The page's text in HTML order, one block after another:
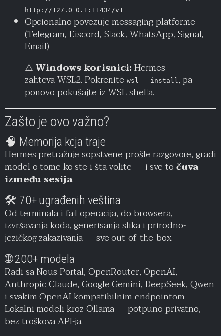
http://127.0.0.1:11434/v1
Opcionalno povezuje messaging platforme
(Telegram, Discord, Slack, WhatsApp, Signal,
Email)
⚠️Windows korisnici:Hermes
zahteva WSL2. Pokrenite wsl --install , pa
ponovo pokušajte iz WSL shella.
Zašto je ovo važno?
🧠 Memorija koja traje
Hermes pretražuje sopstvene prošle razgovore, gradi
model o tome ko ste i šta volite — i sve točuva
između sesija.
🛠️ 70+ ugrađenih veština
Od terminala i fajl operacija, do browsera,
izvršavanja koda, generisanja slika i prirodno-
jezičkog zakazivanja — sve out-of-the-box.
🌐 200+ modela
Radi sa Nous Portal, OpenRouter, OpenAI,
Anthropic Claude, Google Gemini, DeepSeek, Qwen
i svakim OpenAI-kompatibilnim endpointom.
Lokalni modeli kroz Ollama — potpuno privatno,
bez troškova API-ja.